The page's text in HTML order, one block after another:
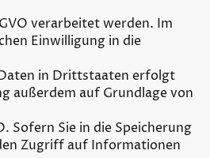
verarbeitet werden. Im
Einwilligung in die
in Drittstaaten erfolgt
außerdem auf Grundlage von
Sofern Sie in die Speicherung
Zugriff auf Informationen